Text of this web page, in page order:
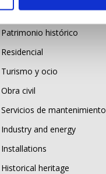
Equipamientos
Patrimonio histórico
Residencial
Turismo y ocio
Obra civil
Servicios de mantenimiento
Industry and energy
Installations
Historical heritage